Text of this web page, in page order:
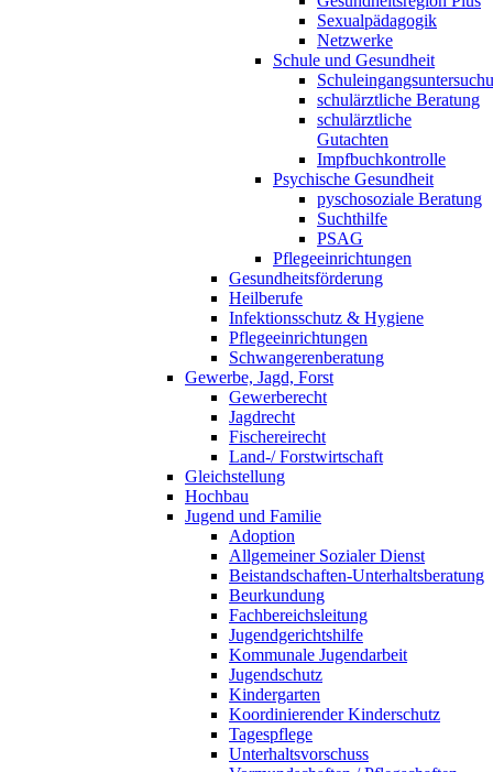
Sexualpädagogik
Netzwerke
Schule und Gesundheit
schulärztliche Beratung
schulärztliche
Gutachten
Impfbuchkontrolle
Psychische Gesundheit
pyschosoziale Beratung
Suchthilfe
PSAG
Pflegeeinrichtungen
Gesundheitsförderung
Heilberufe
Infektionsschutz & Hygiene
Pflegeeinrichtungen
Schwangerenberatung
Gewerbe, Jagd, Forst
Gewerberecht
Jagdrecht
Fischereirecht
Land-/ Forstwirtschaft
Gleichstellung
Hochbau
Jugend und Familie
Adoption
Allgemeiner Sozialer Dienst
Beistandschaften-Unterhaltsberatung
Beurkundung
Fachbereichsleitung
Jugendgerichtshilfe
Kommunale Jugendarbeit
Jugendschutz
Kindergarten
Koordinierender Kinderschutz
Tagespflege
Unterhaltsvorschuss